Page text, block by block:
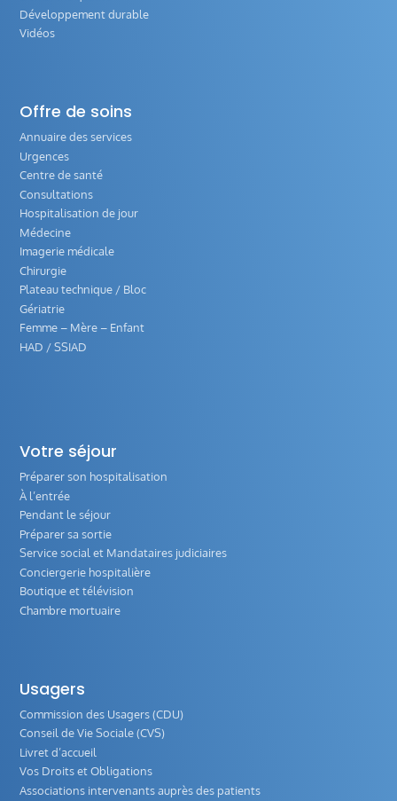
Développement durable
Vidéos
Offre de soins
Annuaire des services
Urgences
Centre de santé
Consultations
Hospitalisation de jour
Médecine
Imagerie médicale
Chirurgie
Plateau technique / Bloc
Gériatrie
Femme – Mère – Enfant
HAD / SSIAD
Votre séjour
Préparer son hospitalisation
À l’entrée
Pendant le séjour
Préparer sa sortie
Service social et Mandataires judiciaires
Conciergerie hospitalière
Boutique et télévision
Chambre mortuaire
Usagers
Commission des Usagers (CDU)
Conseil de Vie Sociale (CVS)
Livret d’accueil
Vos Droits et Obligations
Associations intervenants auprès des patients